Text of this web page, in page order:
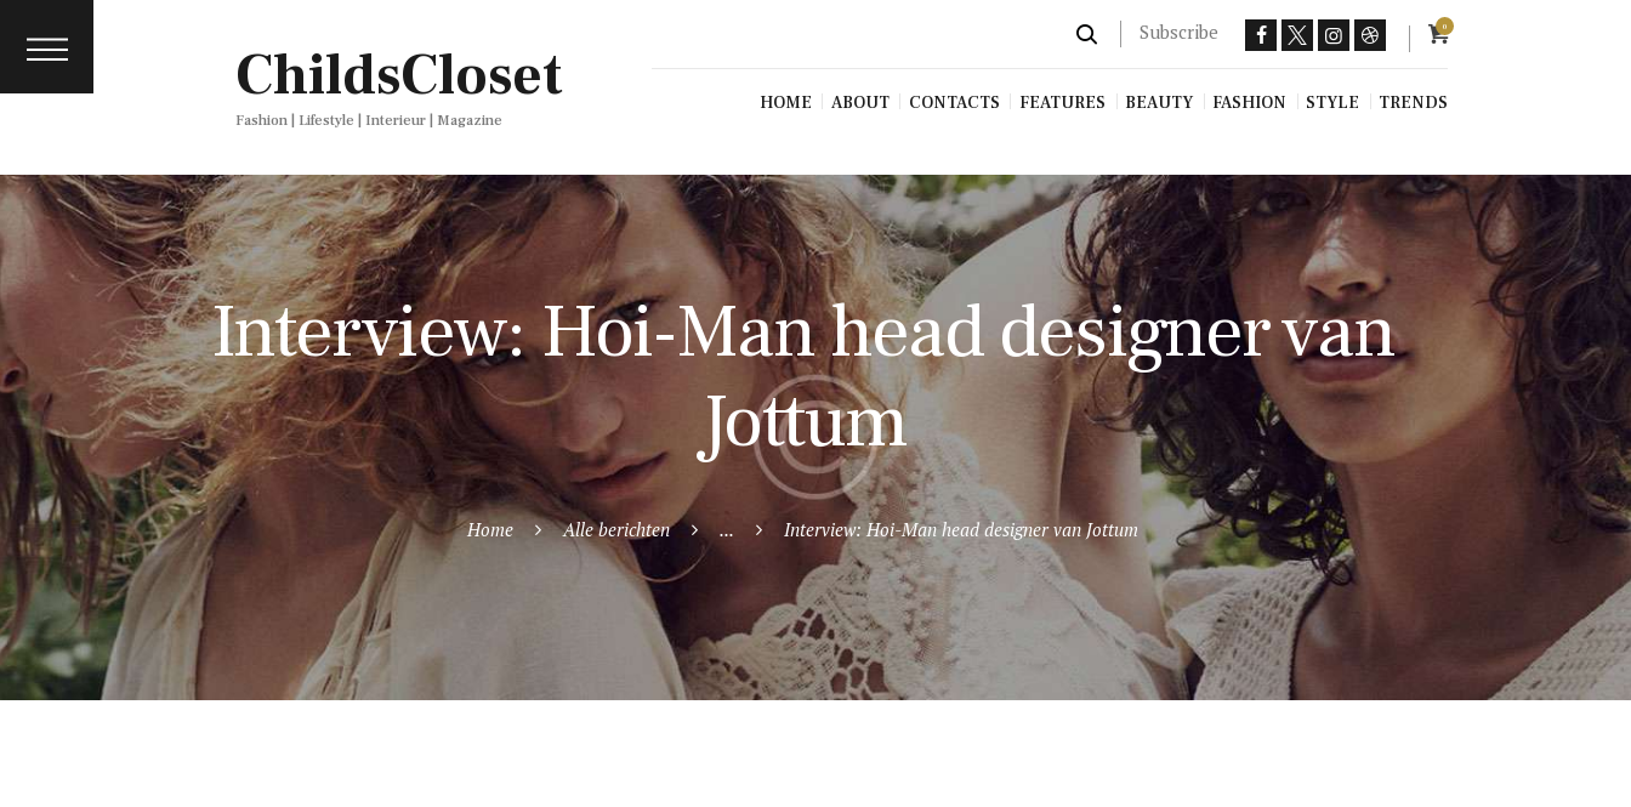
ChildsCloset
Fashion | Lifestyle | Interieur | Magazine
Subscribe 0
HOME ABOUT CONTACTS FEATURES BEAUTY FASHION STYLE TRENDS
Interview: Hoi-Man head designer van
Jottum
Home Alle berichten ... Interview: Hoi-Man head designer van Jottum